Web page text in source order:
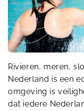
Rivieren, meren,
Nederland is een
omgeving is
dat iedere